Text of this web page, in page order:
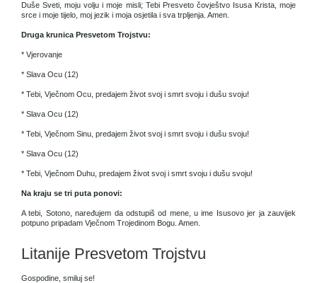
Duše Sveti, moju volju i moje misli; Tebi Presveto čovještvo Isusa Krista, moje
srce i moje tijelo, moj jezik i moja osjetila i sva trpljenja. Amen.
Druga krunica Presvetom Trojstvu:
* Vjerovanje
* Slava Ocu (12)
* Tebi, Vječnom Ocu, predajem život svoj i smrt svoju i dušu svoju!
* Slava Ocu (12)
* Tebi, Vječnom Sinu, predajem život svoj i smrt svoju i dušu svoju!
* Slava Ocu (12)
* Tebi, Vječnom Duhu, predajem život svoj i smrt svoju i dušu svoju!
Na kraju se tri puta ponovi:
A tebi, Sotono, naređujem da odstupiš od mene, u ime Isusovo jer ja zauvijek
potpuno pripadam Vječnom Trojedinom Bogu. Amen.
Litanije Presvetom Trojstvu
Gospodine, smiluj se!